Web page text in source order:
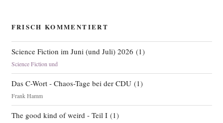
FRISCH KOMMENTIERT
Science Fiction im Juni (und Juli) 2026 (1)
Science Fiction und
Das C-Wort - Chaos-Tage bei der CDU(1)
Frank Hamm
The good kind of weird - Teil I(1)